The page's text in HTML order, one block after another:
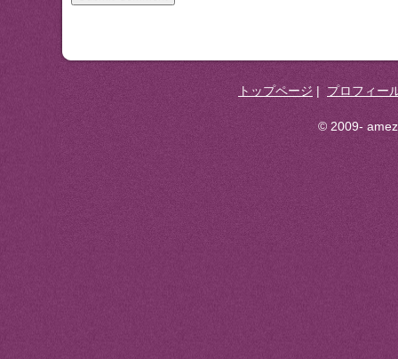
トップページ | プロフィー
© 2009-